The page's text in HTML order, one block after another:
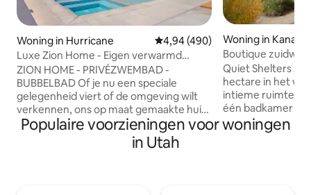
Woning in Hurricane Gemiddelde beoordeling van
4,94 (490)
Luxe Zion Home - Eigen verwarmd
zwembad en spa
ZION HOME - PRIVÉZWEMBAD -
BUBBELBAD Of je nu een speciale
gelegenheid viert of de omgeving wilt
verkennen, ons op maat gemaakte huis
Zion is een geweldige plek voor gasten
om te ontspannen. - Het zwembad en
de spa zijn het hele jaar door verwarmd!
Woning in Kanab
Boutique
Quiet Shelters
hectare in het
intieme ruimte
één badkamer is
met natuurlijke
uit het
Populaire voorzieningen voor woningen
in Utah